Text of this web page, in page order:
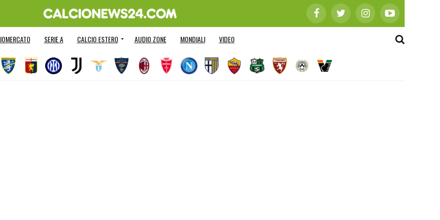
SERIE A CALCIO ESTERO AUDIO ZONE MONDIALI VIDEO